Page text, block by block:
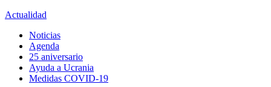
Actualidad
Noticias
Agenda
25 aniversario
Ayuda a Ucrania
Medidas COVID-19